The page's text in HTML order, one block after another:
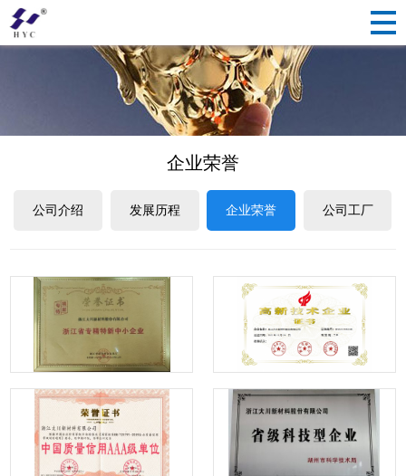
企业荣誉
公司介绍 发展历程 企业荣誉 公司工厂